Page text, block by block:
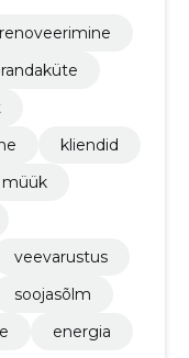
renoveerimine
kliendid
müük
veevarustus
soojasõlm
energia